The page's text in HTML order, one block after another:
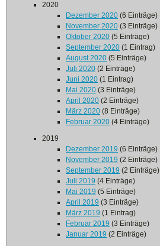
2020
Dezember 2020 (6 Einträge)
November 2020 (3 Einträge)
Oktober 2020 (5 Einträge)
September 2020 (1 Eintrag)
August 2020 (5 Einträge)
Juli 2020 (2 Einträge)
Juni 2020 (1 Eintrag)
Mai 2020 (3 Einträge)
April 2020 (2 Einträge)
März 2020 (8 Einträge)
Februar 2020 (4 Einträge)
2019
Dezember 2019 (6 Einträge)
November 2019 (2 Einträge)
September 2019 (2 Einträge)
Juli 2019 (4 Einträge)
Mai 2019 (5 Einträge)
April 2019 (3 Einträge)
März 2019 (1 Eintrag)
Februar 2019 (3 Einträge)
Januar 2019 (2 Einträge)